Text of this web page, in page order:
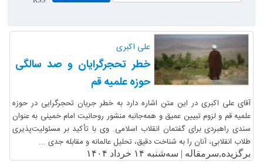
علی اکبری
خطر تحجرگرایان و صد سالگی
حوزه علمیه قم
آقای علی اکبری در این متن اشاره دارد به خطر جریان تحجرگرایی در حوزه
علمیه قم و لزوم تبیین عمیق و همه‌جانبه منشور روحانیت امام خمینی به عنوان
سندی راهبردی برای گفتمان انقلاب اسلامی. وی با تأکید بر مسئولیت‌پذیری
طلاب انقلابی، آنان را به شناخت دقیق، تحلیل عالمانه و مقابله جدی ...
برگزیده,سرمقاله | سه‌شنبه ۱۴ خرداد ۱۴۰۴